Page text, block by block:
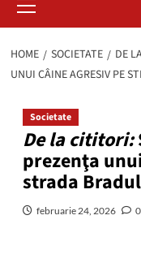
Menu
HOME SOCIETATE
DE
UNUI CÂINE AGRESIV PE
Societate
De la cititori:
prezenţa
strada
februarie 24, 2026 0